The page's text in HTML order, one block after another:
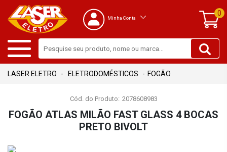
Minha Conta
0
ELETRODOMÉSTICOS FOGÃO
Cód. do Produto: 2078608983
FOGÃO ATLAS MILÃO FAST GLASS 4 BOCAS
PRETO BIVOLT